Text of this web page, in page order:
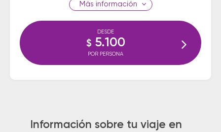
información
DESDE
$ 5.100
POR PERSONA
Información sobre tu viaje en